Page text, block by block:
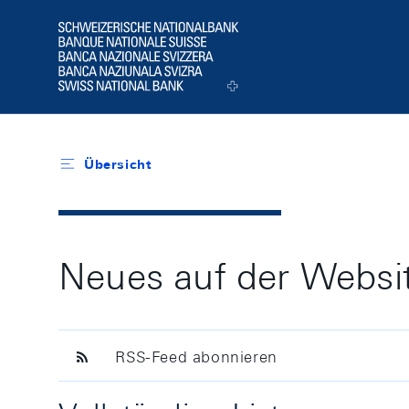
Logo
Übersicht
Neues auf der
RSS-Feed abonnieren